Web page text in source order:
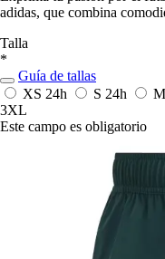
adidas, que combina
Talla
*
Guía de tallas
XS 24h S 24h M
3XL
Este campo es obligatorio